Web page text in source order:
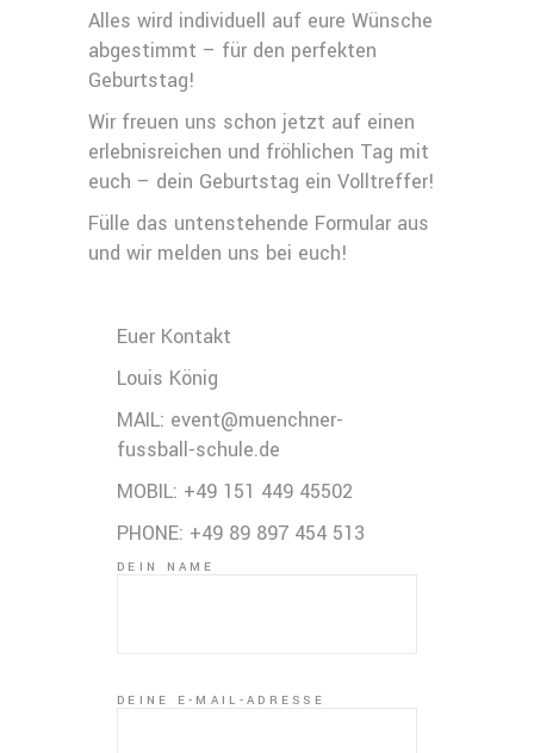
Alles wird individuell auf eure Wünsche
abgestimmt – für den perfekten
Geburtstag!
Wir freuen uns schon jetzt auf einen
erlebnisreichen und fröhlichen Tag mit
euch – dein Geburtstag ein Volltreffer!
Fülle das untenstehende Formular aus
und wir melden uns bei euch!
Euer Kontakt
Louis König
MAIL: event@muenchner-
fussball-schule.de
MOBIL: +49 151 449 45502
PHONE: +49 89 897 454 513
DEIN NAME
DEINE E-MAIL-ADRESSE